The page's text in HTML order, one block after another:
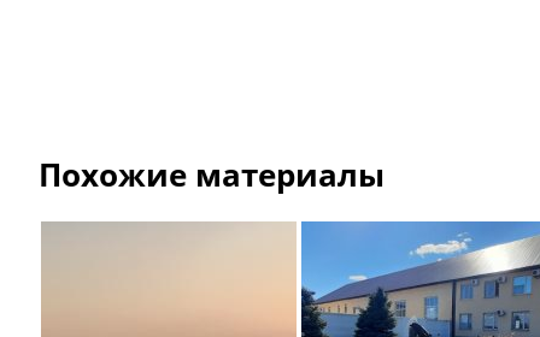
Похожие материалы